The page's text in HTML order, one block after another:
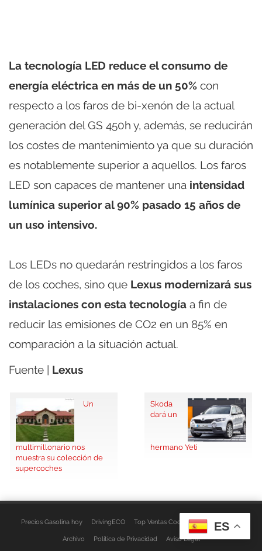
La tecnología LED reduce el consumo de
energía eléctrica en más de un 50% con
respecto a los faros de bi-xenón de la actual
generación del GS 450h y, además, se reducirán
los costes de mantenimiento ya que su duración
es notablemente superior a aquellos. Los faros
LED son capaces de mantener una intensidad
lumínica superior al 90% pasado 15 años de
un uso intensivo.
Los LEDs no quedarán restringidos a los faros
de los coches, sino que Lexus modernizará sus
instalaciones con esta tecnología a fin de
reducir las emisiones de CO2 en un 85% en
comparación a la situación actual.
Fuente | Lexus
Un
multimillonario nos
muestra su colección de
supercoches
Skoda
dará un
hermano Yeti
Precios Gasolina hoy DrivingECO Top Ventas Coches EspacioFurgo
Archivo Política de Privacidad Aviso Legal
ES